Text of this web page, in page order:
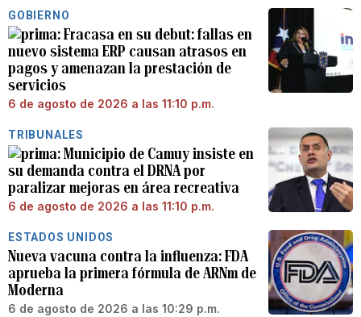
GOBIERNO
Fracasa en su debut: fallas en
nuevo sistema ERP causan atrasos en
pagos y amenazan la prestación de
servicios
6 de agosto de 2026 a las 11:10 p.m.
TRIBUNALES
Municipio de Camuy insiste en
su demanda contra el DRNA por
paralizar mejoras en área recreativa
6 de agosto de 2026 a las 11:10 p.m.
ESTADOS UNIDOS
Nueva vacuna contra la influenza: FDA
aprueba la primera fórmula de ARNm de
Moderna
6 de agosto de 2026 a las 10:29 p.m.